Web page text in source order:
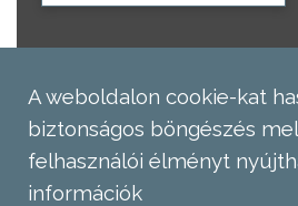
A weboldalon cookie-kat
biztonságos böngészés
felhasználói élményt
információk